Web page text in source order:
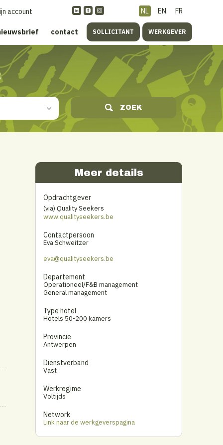
NL EN FR
account
contact SOLLICITANT WERKGEVER
ZOEK
Meer details
Opdrachtgever
(via) Quality Seekers
www.qualityseekers.be
Contactpersoon
Eva Schweitzer
eva@qualityseekers.be
Departement
Operationeel/F&B management
General management
Type hotel
Hotels 50-200 kamers
Provincie
Antwerpen
Dienstverband
Vast
Werkregime
Voltijds
Network
Link naar de werkgeverspagina